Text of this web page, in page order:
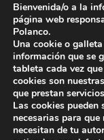
Skip back to main navigation
DEJA UNA
Lo siento,
comentario.
Bienvenida/o a la
página web
Polanco.
Una cookie o
información que se
tableta cada vez
cookies son
que prestan
Las cookies
necesarias para
necesitan de tu